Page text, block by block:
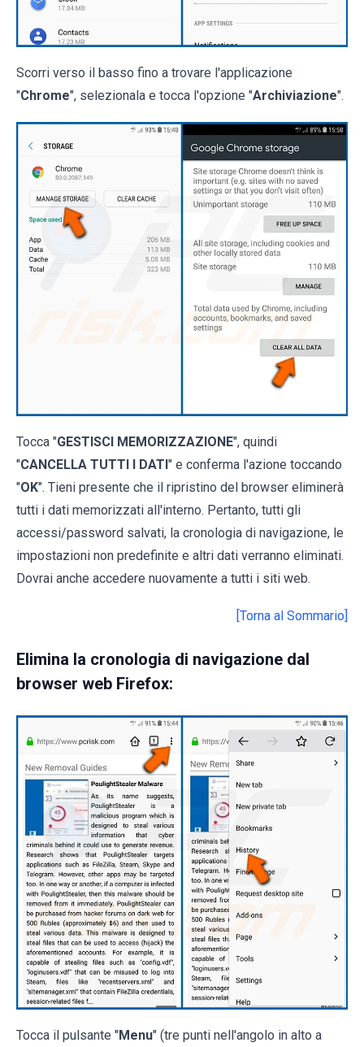
Scorri verso il basso fino a trovare l'applicazione
"Chrome", selezionala e tocca l'opzione "Archiviazione".
Tocca "GESTISCI MEMORIZZAZIONE", quindi
"CANCELLA TUTTI I DATI " e conferma l'azione toccando
"OK". Tieni presente che il ripristino del browser eliminerà
tutti i dati memorizzati all'interno. Pertanto, tutti gli
accessi/password salvati, la cronologia di navigazione, le
impostazioni non predefinite e altri dati verranno eliminati.
Dovrai anche accedere nuovamente a tutti i siti web.
[Torna al Sommario]
Elimina la cronologia di navigazione dal
browser web Firefox:
Tocca il pulsante "Menu" (tre punti nell'angolo in alto a